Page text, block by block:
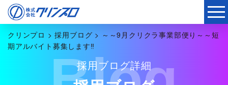
クリンプロ >採用ブログ> ～～9月クリクラ事業部便り～～短
期アルバイト募集します‼
採用ブログ詳細